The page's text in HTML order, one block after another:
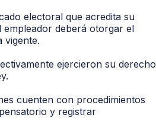
electoral que acredita su
empleador deberá otorgar el
vigente.
ejercieron su derecho
cuenten con procedimientos
y registrar